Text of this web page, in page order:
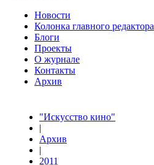
Новости
Колонка главного редактора
Блоги
Проекты
О журнале
Контакты
Архив
"Искусство кино"
|
Архив
|
2011